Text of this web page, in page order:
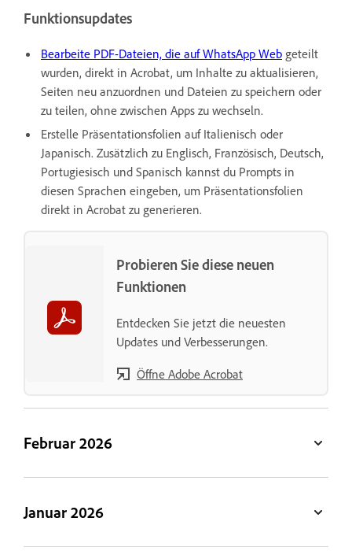
Funktionsupdates
Bearbeite PDF-Dateien, die auf WhatsApp Web geteilt
wurden, direkt in Acrobat, um Inhalte zu aktualisieren,
Seiten neu anzuordnen und Dateien zu speichern oder
zu teilen, ohne zwischen Apps zu wechseln.
Erstelle Präsentationsfolien auf Italienisch oder
Japanisch. Zusätzlich zu Englisch, Französisch, Deutsch,
Portugiesisch und Spanisch kannst du Prompts in
diesen Sprachen eingeben, um Präsentationsfolien
direkt in Acrobat zu generieren.
Probieren Sie diese neuen
Funktionen
Entdecken Sie jetzt die neuesten
Updates und Verbesserungen.
Öffne Adobe Acrobat
Februar 2026
Januar 2026